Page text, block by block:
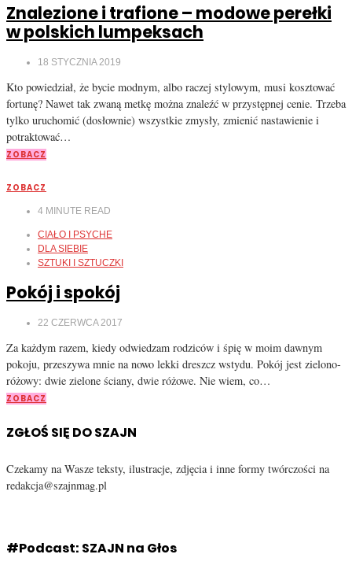
Znalezione i trafione – modowe perełki
w polskich lumpeksach
18 STYCZNIA 2019
Kto powiedział, że bycie modnym, albo raczej stylowym, musi kosztować
fortunę? Nawet tak zwaną metkę można znaleźć w przystępnej cenie. Trzeba
tylko uruchomić (dosłownie) wszystkie zmysły, zmienić nastawienie i
potraktować…
ZOBACZ
ZOBACZ
4 MINUTE READ
CIAŁO I PSYCHE
DLA SIEBIE
SZTUKI I SZTUCZKI
Pokój i spokój
22 CZERWCA 2017
Za każdym razem, kiedy odwiedzam rodziców i śpię w moim dawnym
pokoju, przeszywa mnie na nowo lekki dreszcz wstydu. Pokój jest zielono-
różowy: dwie zielone ściany, dwie różowe. Nie wiem, co…
ZOBACZ
ZGŁOŚ SIĘ DO SZAJN
Czekamy na Wasze teksty, ilustracje, zdjęcia i inne formy twórczości na
redakcja@szajnmag.pl
#Podcast: SZAJN na Głos